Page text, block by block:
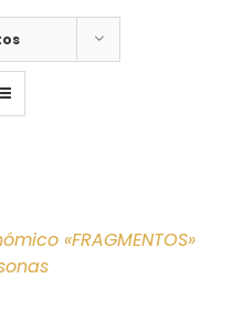
«FRAGMENTOS»